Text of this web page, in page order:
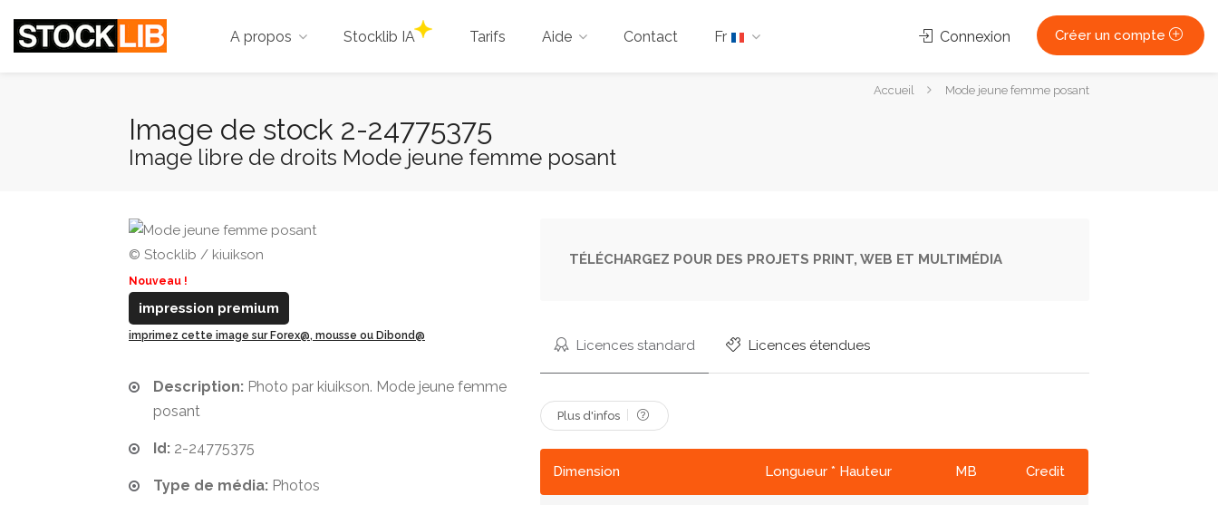
A propos Stocklib IA Tarifs Aide Contact Fr Connexion Créer un compte
VousAccueil Mode jeune femme posant
Image de stock 2-24775375
Image libre de droits Mode jeune femme posant
© Stocklib / kiuikson
Nouveau !
impression premium
imprimez cette image sur Forex@, mousse ou Dibond@
Description: Photo par kiuikson. Mode jeune femme
posant
Id: 2-24775375
Type de média: Photos
TÉLÉCHARGEZ POUR DES PROJETS PRINT, WEB ET MULTIMÉDIA
Licences standard Licences étendues
Plus d'infos
Dimension Longueur * Hauteur MB Credit